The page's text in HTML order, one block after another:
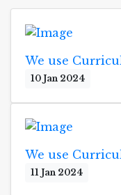
We use
10 Jan 2024
We use
11 Jan 2024